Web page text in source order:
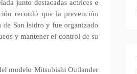
junto destacadas actrices e
recordó que la prevención
de San Isidro y fue organizado
y mantener el control de su
modelo Mitsubishi Outlander